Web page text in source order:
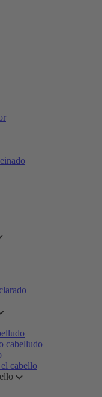
cabelludo
el cabello